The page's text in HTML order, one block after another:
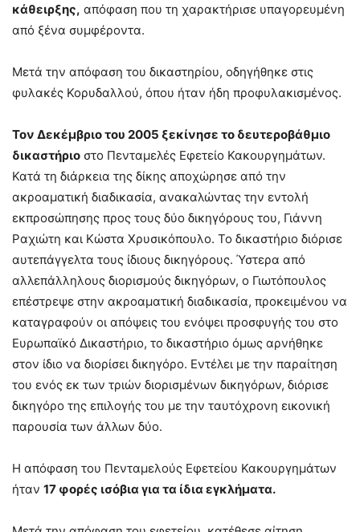
κάθειρξης, απόφαση που τη χαρακτήρισε υπαγορευμένη
από ξένα συμφέροντα.
Μετά την απόφαση του δικαστηρίου, οδηγήθηκε στις
φυλακές Κορυδαλλού, όπου ήταν ήδη προφυλακισμένος.
Τον Δεκέμβριο του 2005 ξεκίνησε το δευτεροβάθμιο
δικαστήριο στο Πενταμελές Εφετείο Κακουργημάτων.
Κατά τη διάρκεια της δίκης αποχώρησε από την
ακροαματική διαδικασία, ανακαλώντας την εντολή
εκπροσώπησης προς τους δύο δικηγόρους του, Γιάννη
Ραχιώτη και Κώστα Χρυσικόπουλο. Το δικαστήριο διόρισε
αυτεπάγγελτα τους ίδιους δικηγόρους. Ύστερα από
αλλεπάλληλους διορισμούς δικηγόρων, ο Γιωτόπουλος
επέστρεψε στην ακροαματική διαδικασία, προκειμένου να
καταγραφούν οι απόψεις του ενόψει προσφυγής του στο
Ευρωπαϊκό Δικαστήριο, το δικαστήριο όμως αρνήθηκε
στον ίδιο να διορίσει δικηγόρο. Εντέλει με την παραίτηση
του ενός εκ των τριών διορισμένων δικηγόρων, διόρισε
δικηγόρο της επιλογής του με την ταυτόχρονη εικονική
παρουσία των άλλων δύο.
Η απόφαση του Πενταμελούς Εφετείου Κακουργημάτων
ήταν 17 φορές ισόβια για τα ίδια εγκλήματα.